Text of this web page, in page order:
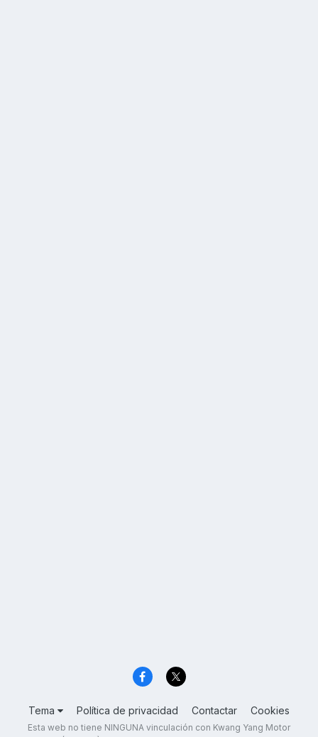
Tema Política de privacidad Contactar Cookies
Esta web no tiene NINGUNA vinculación con Kwang Yang Motor